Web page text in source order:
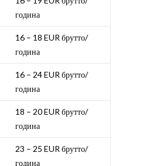
година
16 – 18 EUR брутто/
година
16 – 24 EUR брутто/
година
18 – 20 EUR брутто/
година
23 – 25 EUR брутто/
година